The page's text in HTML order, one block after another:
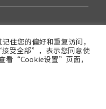
医疗科技有限公司
住您的偏好和重复访问，
受全部”，表示您同意使
看“Cookie设置”页面，